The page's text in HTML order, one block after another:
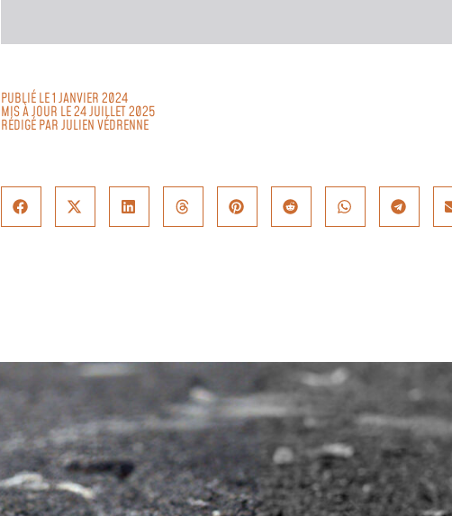
PUBLIÉ LE 1 JANVIER 2024
MIS À JOUR LE 24 JUILLET 2025
RÉDIGÉ PARJULIEN VÉDRENNE